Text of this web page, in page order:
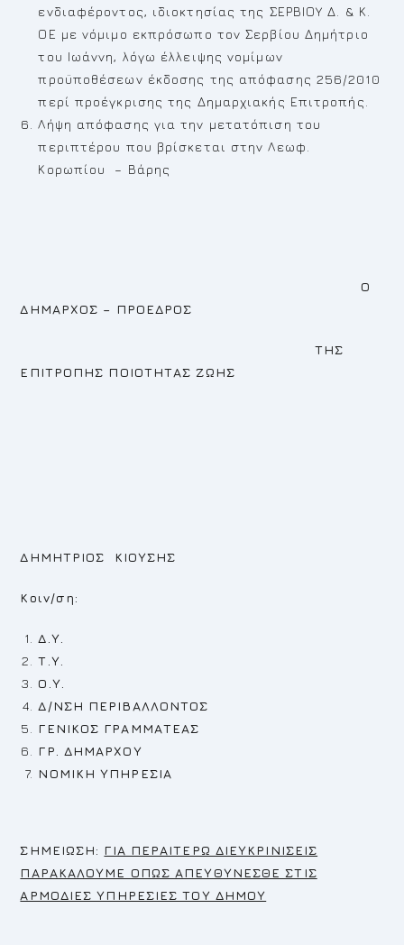
ενδιαφέροντος, ιδιοκτησίας της ΣΕΡΒΙΟΥ Δ. & Κ.
ΟΕ με νόμιμο εκπρόσωπο τον Σερβίου Δημήτριο
του Ιωάννη, λόγω έλλειψης νομίμων
προϋποθέσεων έκδοσης της απόφασης 256/2010
περί προέγκρισης της Δημαρχιακής Επιτροπής.
Λήψη απόφασης για την μετατόπιση του
περιπτέρου που βρίσκεται στην Λεωφ.
Κορωπίου – Βάρης
Ο
ΔΗΜΑΡΧΟΣ – ΠΡΟΕΔΡΟΣ
ΤΗΣ
ΕΠΙΤΡΟΠΗΣ ΠΟΙΟΤΗΤΑΣ ΖΩΗΣ
ΔΗΜΗΤΡΙΟΣ ΚΙΟΥΣΗΣ
Κοιν/ση:
Δ.Υ.
Τ.Υ.
Ο.Υ.
Δ/ΝΣΗ ΠΕΡΙΒΑΛΛΟΝΤΟΣ
ΓΕΝΙΚΟΣ ΓΡΑΜΜΑΤΕΑΣ
ΓΡ. ΔΗΜΑΡΧΟΥ
ΝΟΜΙΚΗ ΥΠΗΡΕΣΙΑ
ΣΗΜΕΙΩΣΗ: ΓΙΑ ΠΕΡΑΙΤΕΡΩ ΔΙΕΥΚΡΙΝΙΣΕΙΣ
ΠΑΡΑΚΑΛΟΥΜΕ ΟΠΩΣ ΑΠΕΥΘΥΝΕΣΘΕ ΣΤΙΣ
ΑΡΜΟΔΙΕΣ ΥΠΗΡΕΣΙΕΣ ΤΟΥ ΔΗΜΟΥ